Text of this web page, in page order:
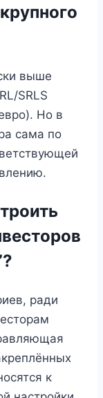
выше
SRLS
Но в
сама по
ради
к